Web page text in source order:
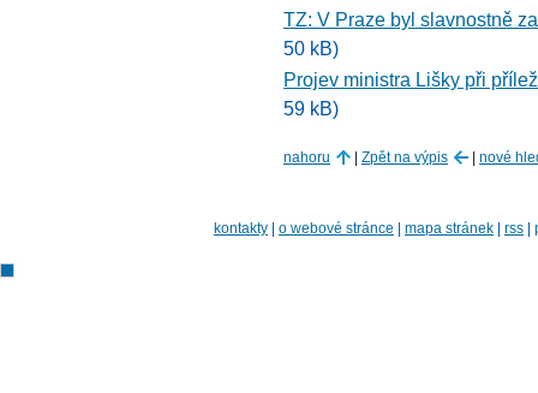
TZ: V Praze byl slavnostně
50 kB)
Projev ministra Lišky při
59 kB)
nahoru | Zpět na výpis | nové
kontakty | o webové stránce | mapa stránek | rss |